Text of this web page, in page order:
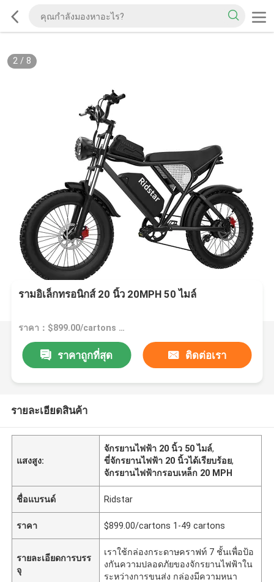
2/ 8
รามอิเล็กทรอนิกส์ 20 นิ้ว 20MPH 50 ไมล์
ราคา：$899.00/cartons 1-49 cartons
ราคาถูกที่สุด ติดต่อเรา
รายละเอียดสินค้า
แสงสูง:
จักรยานไฟฟ้า 20 นิ้ว 50 ไมล์,
ขี่จักรยานไฟฟ้า 20 นิ้วได้เรียบร้อย,
จักรยานไฟฟ้ากรอบเหล็ก 20 MPH
ชื่อแบรนด์ Ridstar
ราคา $899.00/cartons 1-49 cartons
รายละเอียดการบรร
จุ
เราใช้กล่องกระดาษคราฟท์ 7 ชั้นเพื่อป้อ
งกันความปลอดภัยของจักรยานไฟฟ้าใน
ระหว่างการขนส่ง กล่องมีความหนา